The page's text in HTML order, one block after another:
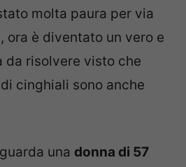
molta paura per via
ora è diventato un vero e
da risolvere visto che
cinghiali sono anche
una donna di 57